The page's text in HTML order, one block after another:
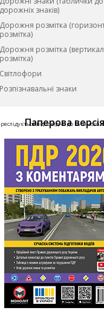
дорожніх знаків)
Дорожня розмітка
розмітка)
Дорожня розмітка
розмітка)
Світлофори
Розпізнавальні знаки
Паперова версiя
відповідно до чинного
© ТОВ